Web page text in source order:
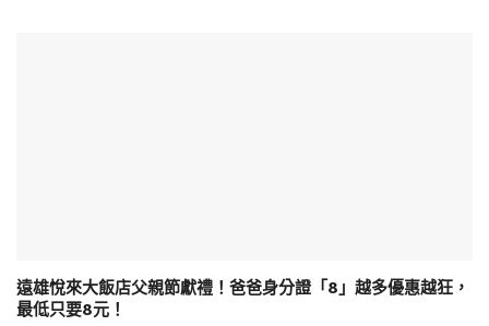
遠雄悅來大飯店父親節獻禮！爸爸身分證「8」越多優惠越狂，
最低只要8元！